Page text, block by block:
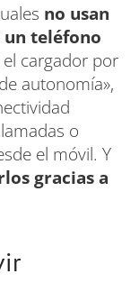
no usan
un teléfono
cargador por
autonomía»,
o
el móvil. Y
gracias a